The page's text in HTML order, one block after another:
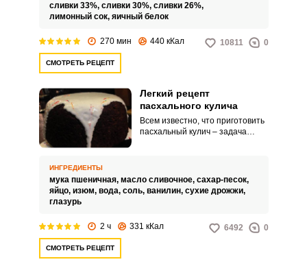
сливки 33%, сливки 30%, сливки 26%,
лимонный сок, яичный белок
270 мин 440 кКал 10811 0
СМОТРЕТЬ РЕЦЕПТ
Легкий рецепт
пасхального кулича
Всем известно, что приготовить
пасхальный кулич – задача
гастрономическом
удовольствии из-за сложности
приготовления этой выпечки.
праздничная выпечка получится
ИНГРЕДИЕНТЫ
мука пшеничная, масло сливочное, сахар-песок,
яйцо, изюм, вода, соль, ванилин, сухие дрожжи,
глазурь
2 ч 331 кКал 6492 0
СМОТРЕТЬ РЕЦЕПТ